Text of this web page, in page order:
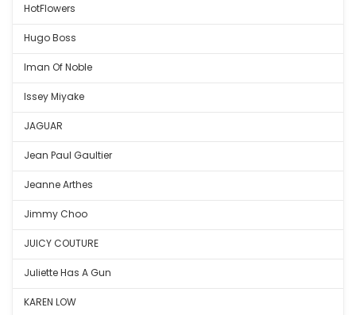
HotFlowers
Hugo Boss
Iman Of Noble
Issey Miyake
JAGUAR
Jean Paul Gaultier
Jeanne Arthes
Jimmy Choo
JUICY COUTURE
Juliette Has A Gun
KAREN LOW